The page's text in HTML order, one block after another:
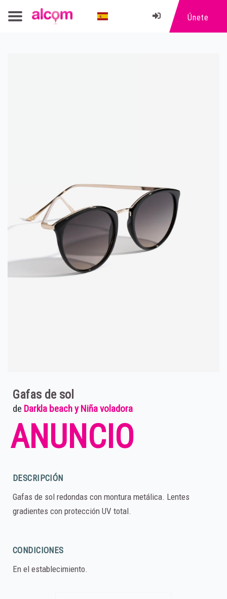
Únete
Gafas de sol
de Darkla beach y Niña voladora
ANUNCIO
DESCRIPCIÓN
Gafas de sol redondas con montura metálica. Lentes
gradientes con protección UV total.
CONDICIONES
En el establecimiento.